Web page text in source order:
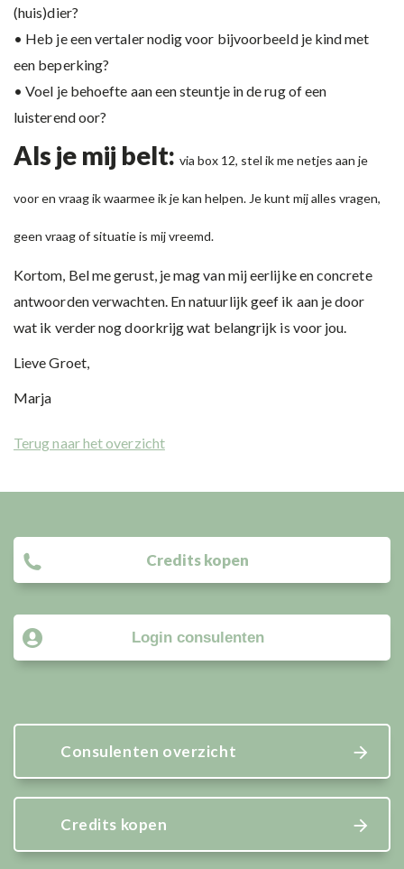
(huis)dier?
• Heb je een vertaler nodig voor bijvoorbeeld je kind met
een beperking?
• Voel je behoefte aan een steuntje in de rug of een
luisterend oor?
Als je mij belt: via box 12, stel ik me netjes aan je
voor en vraag ik waarmee ik je kan helpen. Je kunt mij alles vragen,
geen vraag of situatie is mij vreemd.
Kortom, Bel me gerust, je mag van mij eerlijke en concrete
antwoorden verwachten. En natuurlijk geef ik aan je door
wat ik verder nog doorkrijg wat belangrijk is voor jou.
Lieve Groet,
Marja
Terug naar het overzicht
Credits kopen
Login consulenten
Consulenten overzicht
Credits kopen